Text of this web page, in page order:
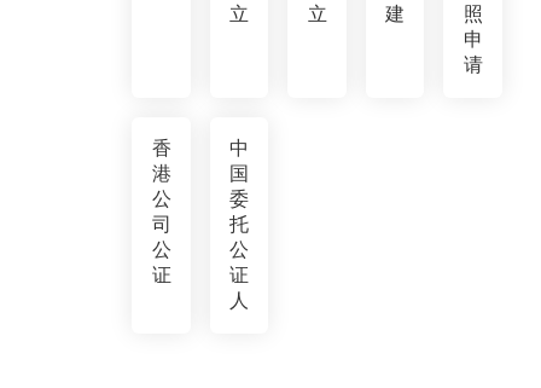
立
立
建
照
申
请
香
港
公
司
公
证
中
国
委
托
公
证
人